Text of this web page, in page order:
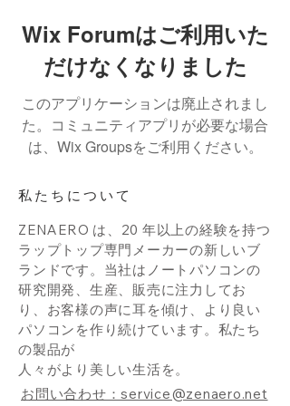
Wix Forumはご利用いた
だけなくなりました
このアプリケーションは廃止されまし
た。コミュニティアプリが必要な場合
は、Wix Groupsをご利用ください。
私たちについて
ZENAERO は、20 年以上の経験を持つ
ラップトップ専門メーカーの新しいブ
ランドです。当社はノートパソコンの
研究開発、生産、販売に注力してお
り、お客様の声に耳を傾け、より良い
パソコンを作り続けています。私たち
の製品が
人々がより美しい生活を。
お問い合わせ：service@zenaero.net